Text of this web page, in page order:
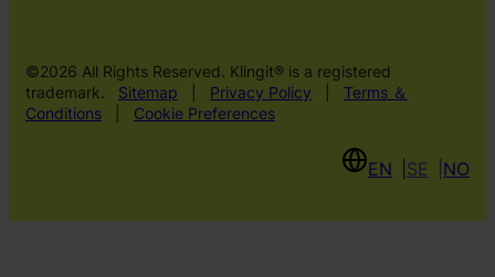
©2026 All Rights Reserved. Klingit® is a registered
trademark.
Sitemap Privacy Policy
Terms ＆
Conditions
Cookie Preferences
EN SE NO